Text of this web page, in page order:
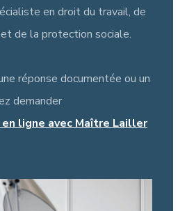
en droit du travail, de
de la protection sociale.
réponse documentée ou un
demander
ligne avec Maître Lailler